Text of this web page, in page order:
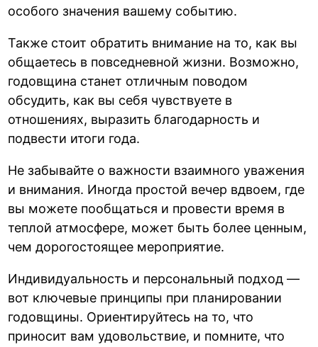
особого значения вашему событию.
Также стоит обратить внимание на то, как вы
общаетесь в повседневной жизни. Возможно,
годовщина станет отличным поводом
обсудить, как вы себя чувствуете в
отношениях, выразить благодарность и
подвести итоги года.
Не забывайте о важности взаимного уважения
и внимания. Иногда простой вечер вдвоем, где
вы можете пообщаться и провести время в
теплой атмосфере, может быть более ценным,
чем дорогостоящее мероприятие.
Индивидуальность и персональный подход —
вот ключевые принципы при планировании
годовщины. Ориентируйтесь на то, что
приносит вам удовольствие, и помните, что